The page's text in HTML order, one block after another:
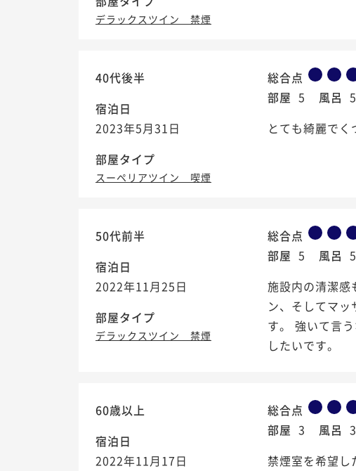
デラックスツイン 禁煙
40代後半
宿泊日
2023年5月31日
部屋タイプ
スーペリアツイン 喫煙
総合点
部屋 5 風呂 5
とても綺麗でく
50代前半
宿泊日
2022年11月25日
部屋タイプ
デラックスツイン 禁煙
総合点
部屋 5 風呂 5
施設内の清潔感
ン、そしてマ
す。 強いて言
したいです。
60歳以上
宿泊日
2022年11月17日
総合点
部屋 3 風呂 3
禁煙室を希望し